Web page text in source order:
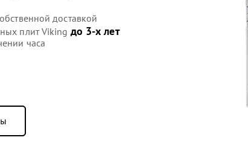
доставкой
плит Viking до 3-х лет
часа